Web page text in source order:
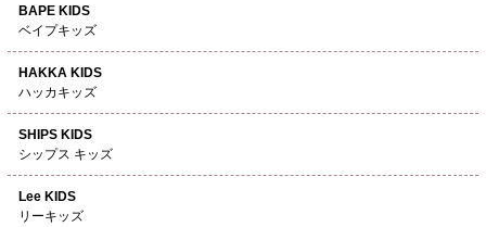
BAPE KIDS
ベイプキッズ
HAKKA KIDS
ハッカキッズ
SHIPS KIDS
シップス キッズ
Lee KIDS
リーキッズ